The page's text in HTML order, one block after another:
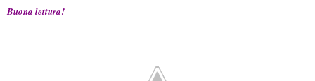
Buona lettura!